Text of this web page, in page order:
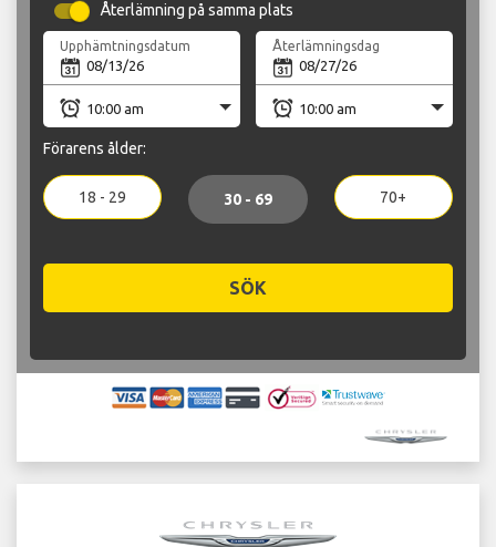
Återlämning på samma plats
Upphämtningsdatum Återlämningsdag
Förarens ålder:
18 - 29 30 - 69 70+
SÖK